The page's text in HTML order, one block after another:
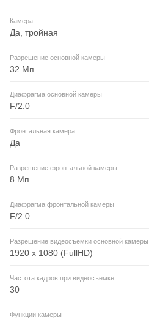
Камера
Да, тройная
Разрешение основной камеры
32 Мп
Диафрагма основной камеры
F/2.0
Фронтальная камера
Да
Разрешение фронтальной камеры
8 Мп
Диафрагма фронтальной камеры
F/2.0
Разрешение видеосъемки основной
1920 x 1080 (FullHD)
Частота кадров при видеосъемке
30
Функции камеры